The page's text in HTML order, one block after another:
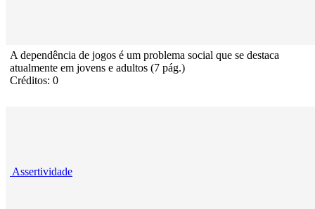
A dependência de jogos é um problema social que se destaca
atualmente em jovens e adultos (7 pág.)
Créditos: 0
Assertividade